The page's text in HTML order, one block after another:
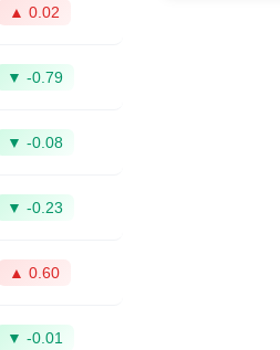
▲ 0.02
▼ -0.79
▼ -0.08
▼ -0.23
▲ 0.60
▼ -0.01